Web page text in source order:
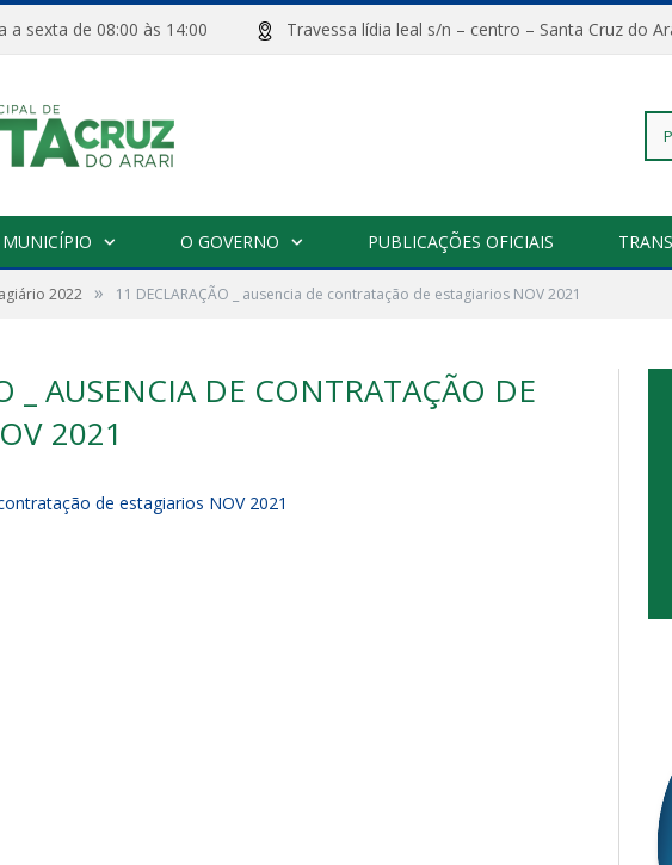
a sexta de 08:00 às 14:00 Travessa lídia leal s/n – centro – Santa Cruz
O GOVERNO PUBLICAÇÕES OFICIAIS
2022 » 11 DECLARAÇÃO _ ausencia de contratação de estagiarios NOV 2021
_ AUSENCIA DE CONTRATAÇÃO DE
2021
de estagiarios NOV 2021